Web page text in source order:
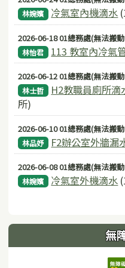
林婉嬪 冷氣室內機滴水
2026-06-18 01總務處(無法搬
林怡君 113 教室內冷氣
2026-06-12 01總務處(無法搬
林士哲 H2教職員廁所
所)
2026-06-10 01總務處(無法搬
林品妤 F2辦公室外牆漏
2026-06-08 01總務處(無法搬
林婉嬪 冷氣室外機滴水
無